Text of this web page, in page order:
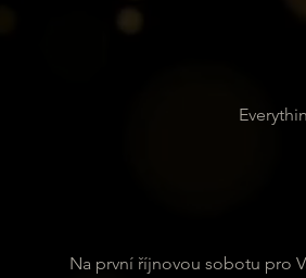
Na první říjnovou sobotu pro